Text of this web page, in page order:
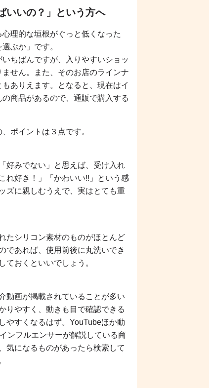
いいの？」という方へ
理的な垣根がぐっと低くなった
ぶか」です。
ちばんですが、入りやすいショッ
せん。また、そのお店のラインナ
ありえます。となると、現在はイ
商品があるので、通販で購入する
ポイントは３点です。
好みでない」と思えば、受け入れ
れ好き！」「かわいい!!」という感
ズに親しむうえで、実はとても重
たシリコン素材のものがほとんど
であれば、使用前後に丸洗いでき
ておくといいでしょう。
動画が掲載されていることが多い
りやすく、動きも目で確認できる
やすくなるはず。YouTubeほか動
ンフルエンサーが解説している商
気になるものがあったら検索して